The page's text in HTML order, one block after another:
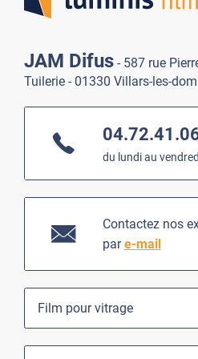
JAM Difus - 587 rue
Tuilerie - 01330 Villars-les-
du lundi au
Contactez nos
pare-mail
Film pour vitrage